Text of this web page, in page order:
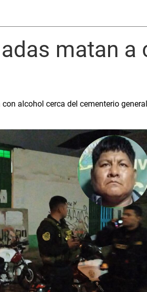
matan a
alcohol cerca del cementerio